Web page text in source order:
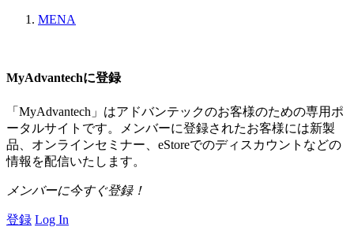
MENA
MyAdvantechに登録
「MyAdvantech」はアドバンテックのお客様のための専用ポ
ータルサイトです。メンバーに登録されたお客様には新製
品、オンラインセミナー、eStoreでのディスカウントなどの
情報を配信いたします。
メンバーに今すぐ登録！
登録 Log In